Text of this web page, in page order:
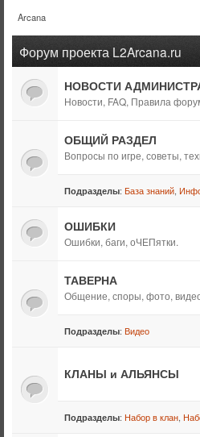
Arcana
Форум проекта L2Arcana.ru
НОВОСТИ
Новости, FAQ, Правила
ОБЩИЙ РАЗДЕЛ
Вопросы по игре, советы,
Подразделы: База знаний
ОШИБКИ
Ошибки, баги, оЧЕПятки.
ТАВЕРНА
Общение, споры, фото,
Подразделы: Видео
КЛАНЫ и АЛЬЯНСЫ
Подразделы: Набор в клан